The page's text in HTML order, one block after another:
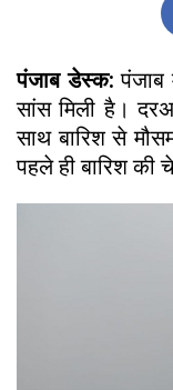
पंजाब डेस्क: पंजाब
सांस मिली है।
साथ बारिश से
पहले ही बारिश की